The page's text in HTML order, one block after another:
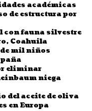
académicas
de estructura por
con fauna silvestre
Coahuila
mil niños
eliminar
niega
del aceite de oliva
en Europa